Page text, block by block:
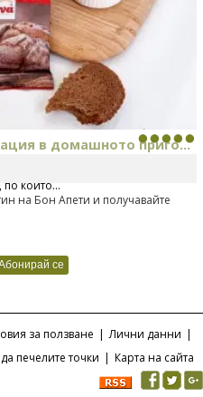
в домашното приго...
на изцяло нов
който...
на Бон Апети и получавайте
за ползване | Лични данни |
печелите точки | Карта на сайта